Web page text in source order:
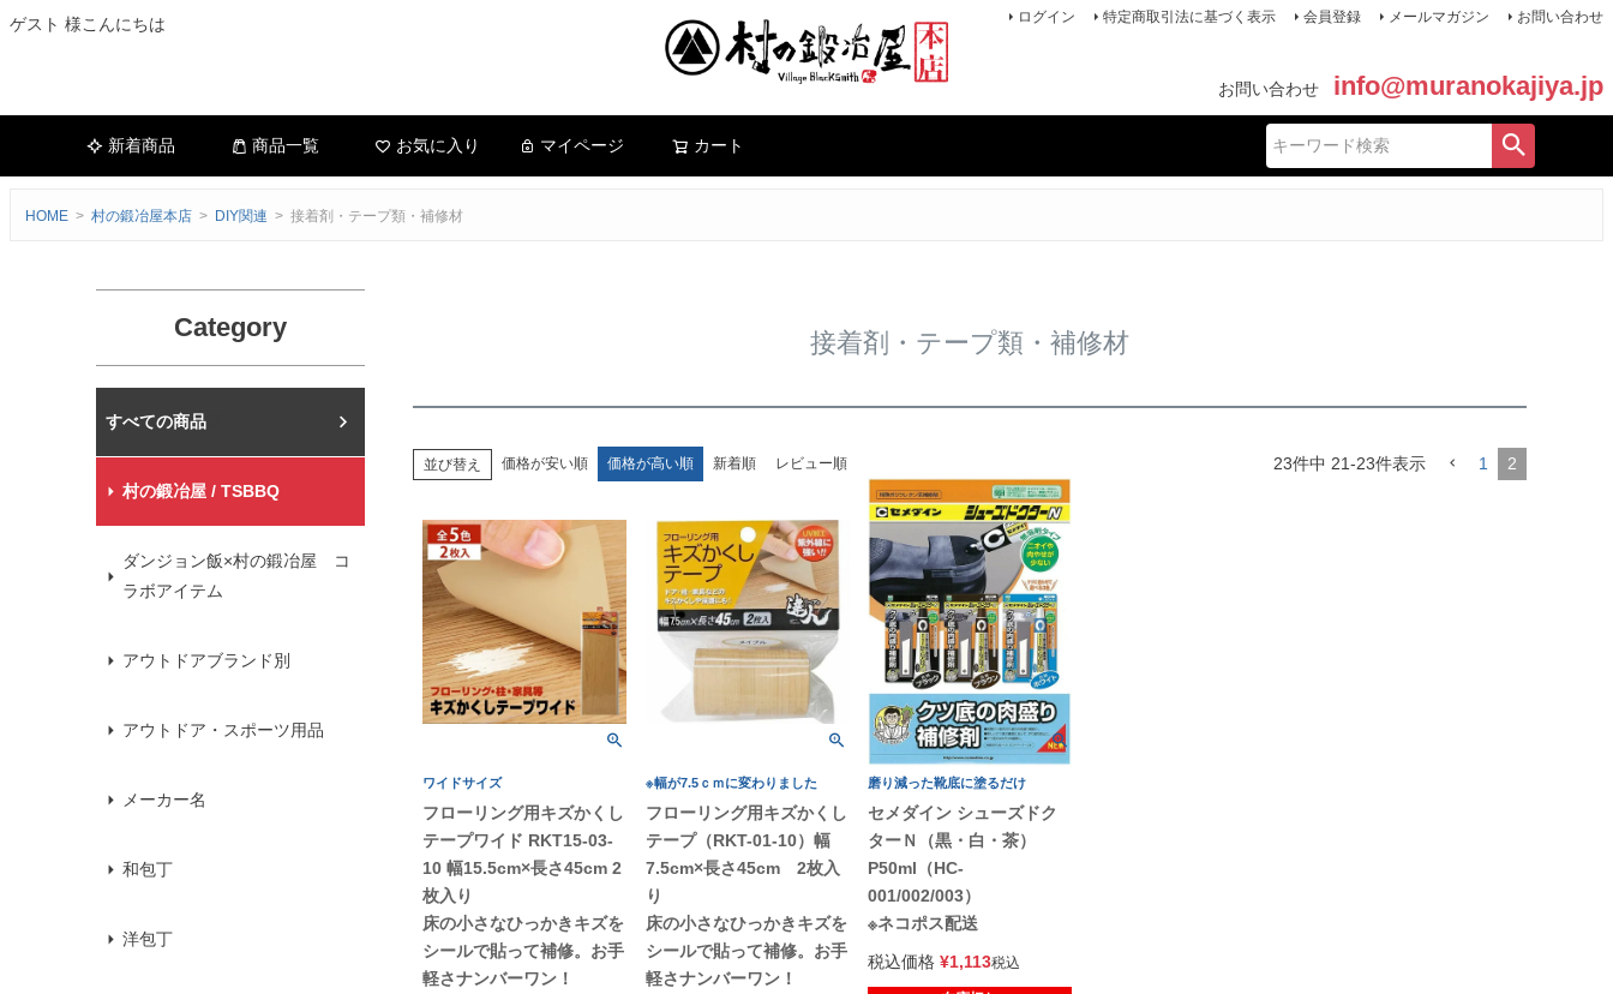
ゲスト 様こんにちは ログイン 特定商取引法に基づく表示 会員登録 メールマガジン お問い合わせ
お問い合わせ info@muranokajiya.jp
新着商品 商品一覧 お気に入り マイページ カート
HOME 村の鍛冶屋本店 DIY関連 接着剤・テープ類・補修材
Category
村の鍛冶屋本店
村の鍛冶屋 / TSBBQ
ダンジョン飯×村の鍛冶屋 コ
ラボアイテム
アウトドアブランド別
アウトドア・スポーツ用品
メーカー名
和包丁
洋包丁
接着剤・テープ類・補修材
並び替え 価格が安い順 価格が高い順 新着順 レビュー順 23件中 21-23件表示 1 2
ワイドサイズ
フローリング用キズかくし
テープワイド RKT15-03-
10 幅15.5cm×長さ45cm 2
枚入り
床の小さなひっかきキズを
シールで貼って補修。お手
軽さナンバーワン！
※幅が7.5ｃｍに変わりました
フローリング用キズかくし
テープ（RKT-01-10）幅
7.5cm×長さ45cm 2枚入
り
床の小さなひっかきキズを
シールで貼って補修。お手
軽さナンバーワン！
磨り減った靴底に塗るだけ
セメダイン シューズドク
ターＮ（黒・白・茶）
P50ml（HC-
001/002/003）
※ネコポス配送
税込価格 ¥1,113税込